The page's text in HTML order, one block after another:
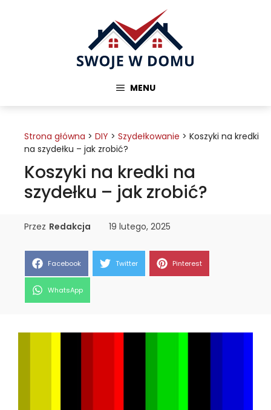
MENU
Strona główna > DIY > Szydełkowanie > Koszyki na kredki
na szydełku – jak zrobić?
Koszyki na kredki na
szydełku – jak zrobić?
Przez Redakcja 19 lutego, 2025
Share
on
Facebook Share
on
Twitter Share
on
Pinterest
Share
on
WhatsApp